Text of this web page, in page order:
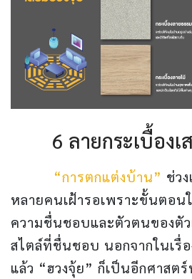
6 ลายกระเบื้องเ
“การตกแต่งบ้าน” ช่ว
หลายคนเฝ้ารอเพราะขั้นตอน
ความชื่นชอบและตัวตนของตัว
สไตล์ที่ชื่นชอบ นอกจากในเรื่อ
แล้ว “ฮวงจุ้ย” ก็เป็นอีกศาสต